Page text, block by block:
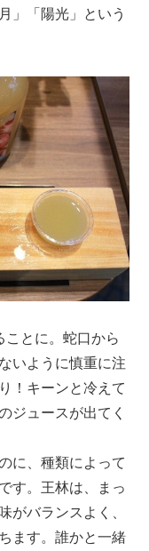
」「陽光」という
ことに。蛇口から
いように慎重に注
！キーンと冷えて
ジュースが出てく
に、種類によって
す。王林は、まっ
がバランスよく、
ます。誰かと一緒